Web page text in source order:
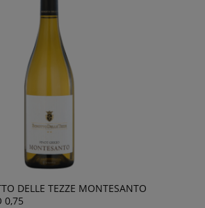
DELLE TEZZE MONTESANTO
0,75